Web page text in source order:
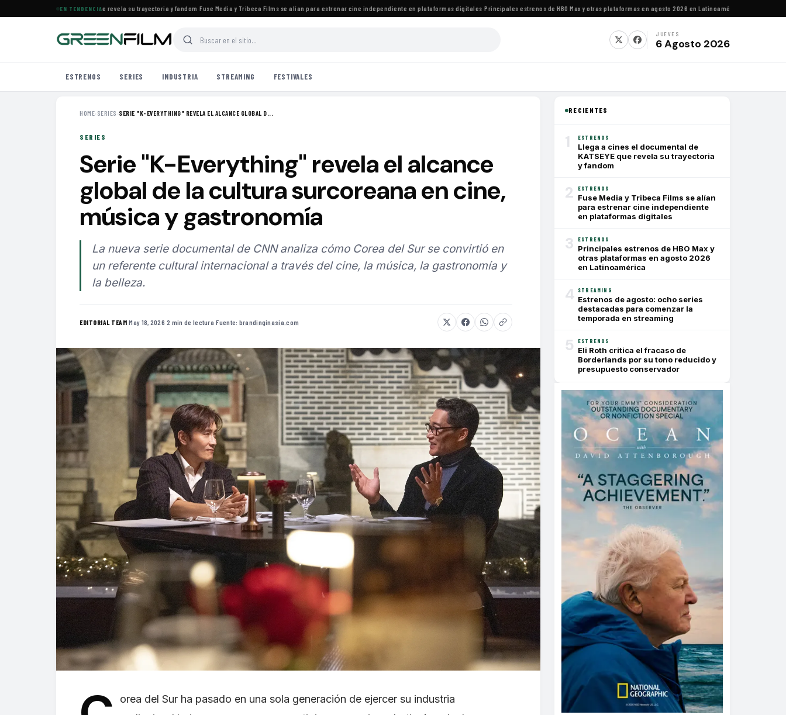
EN TENDENCIA
documental de KATSEYE que revela su trayectoria y fandom·Fuse Media y Tribeca Films se alían para estrenar cine independiente en plataformas digitales·Principales estrenos de HBO Max y otras plataformas en agosto 2026 en Latinoamérica·
JUEVES
6 Agosto 2026
ESTRENOS SERIES INDUSTRIA STREAMING FESTIVALES
HOME› SERIES ›SERIE "K-EVERYTHING" REVELA EL ALCANCE GLOBAL D...
SERIES
Serie "K-Everything" revela el alcance
global de la cultura surcoreana en cine,
música y gastronomía
La nueva serie documental de CNN analiza cómo Corea del Sur se convirtió en
un referente cultural internacional a través del cine, la música, la gastronomía y
la belleza.
EDITORIAL TEAM·May 18, 2026·2 min de lectura·Fuente: brandinginasia.com
orea del Sur ha pasado en una sola generación de ejercer su industria
RECIENTES
1 ESTRENOS
Llega a cines el documental de
KATSEYE que revela su trayectoria
y fandom
2 ESTRENOS
Fuse Media y Tribeca Films se alían
para estrenar cine independiente
en plataformas digitales
3 ESTRENOS
Principales estrenos de HBO Max y
otras plataformas en agosto 2026
en Latinoamérica
4 STREAMING
Estrenos de agosto: ocho series
destacadas para comenzar la
temporada en streaming
5 ESTRENOS
Eli Roth critica el fracaso de
Borderlands por su tono reducido y
presupuesto conservador